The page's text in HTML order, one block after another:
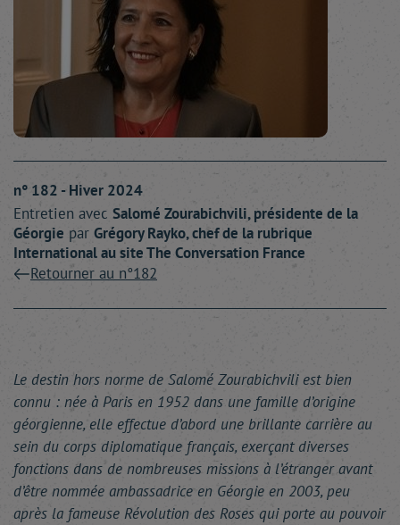
n° 182 - Hiver 2024
Entretien avec Salomé Zourabichvili, présidente de la
Géorgie par GrégoryRayko, chef de la rubrique
International au site The Conversation France
Retourner au n°182
Le destin hors norme de Salomé Zourabichvili est bien
connu : née à Paris en 1952 dans une famille d’origine
géorgienne, elle effectue d’abord une brillante carrière au
sein du corps diplomatique français, exerçant diverses
fonctions dans de nombreuses missions à l’étranger avant
d’être nommée ambassadrice en Géorgie en 2003, peu
après la fameuse Révolution des Roses qui porte au pouvoir